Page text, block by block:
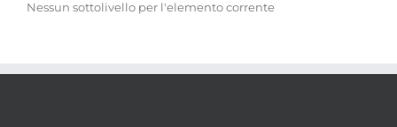
Nessun sottolivello per l'elemento corrente